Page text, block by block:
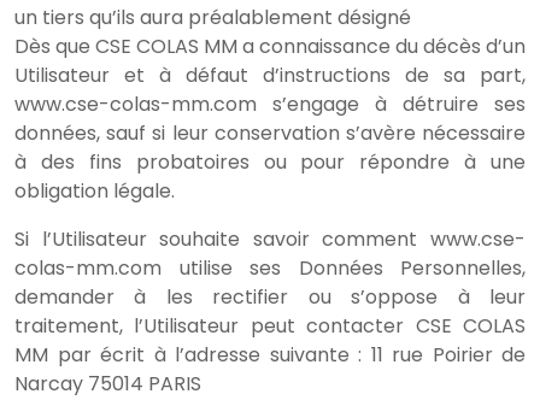
un tiers qu’ils aura préalablement désigné
Dès que CSE COLAS MM a connaissance du décès d’un
Utilisateur et à défaut d’instructions de sa part,
www.cse-colas-mm.com s’engage à détruire ses
données, sauf si leur conservation s’avère nécessaire
à des fins probatoires ou pour répondre à une
obligation légale.
Si l’Utilisateur souhaite savoir comment www.cse-
colas-mm.com utilise ses Données Personnelles,
demander à les rectifier ou s’oppose à leur
traitement, l’Utilisateur peut contacter CSE COLAS
MM par écrit à l’adresse suivante : 11 rue Poirier de
Narcay 75014 PARIS